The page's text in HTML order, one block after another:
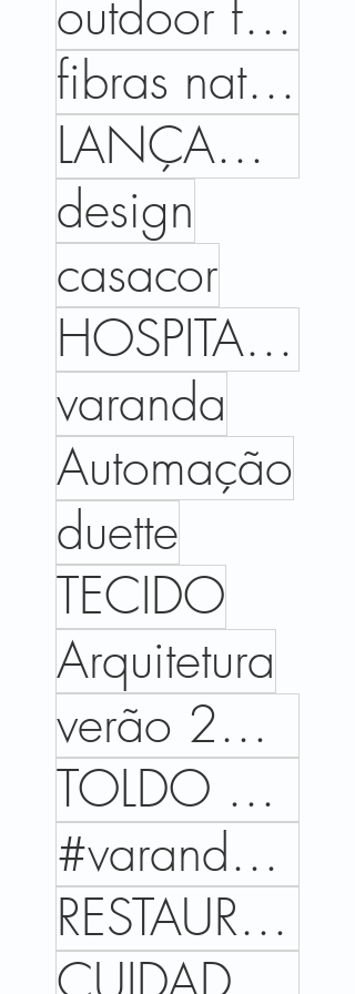
outdoor files
fibras naturais
LANÇAMENTOS
design
casacor
HOSPITALIDADE
varanda
Automação
duette
TECIDO
Arquitetura
verão 2026
TOLDO DE AVANÇO
#varandas #arquitetura #design #ambientes #paisagismo #casa #janelas #arquiteturadeexteriores #decor
RESTAURANTE